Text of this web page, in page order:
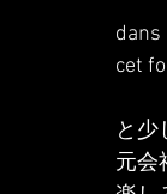
dans
cet
と少
元会